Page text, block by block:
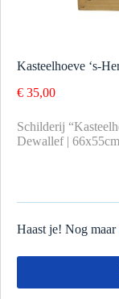
Kasteelhoeve ‘s-
€ 35,00
Schilderij
Dewallef |
Haast je! Nog maar